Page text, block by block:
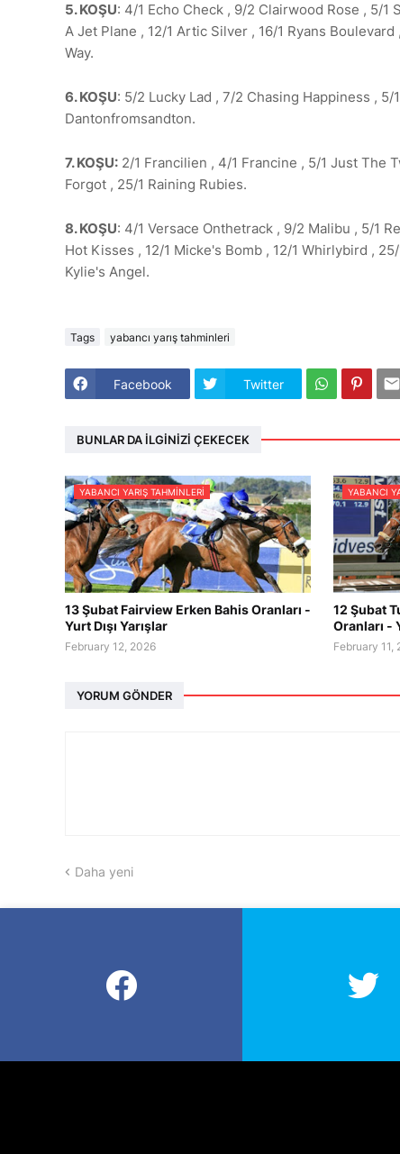
5. KOŞU: 4/1 Echo Check , 9/2 Clairwood Rose , 5/1
A Jet Plane , 12/1 Artic Silver , 16/1 Ryans
Way.
6. KOŞU: 5/2 Lucky Lad , 7/2 Chasing Happiness , 5/
Dantonfromsandton.
7. KOŞU: 2/1 Francilien , 4/1 Francine , 5/1 Just The
Forgot , 25/1 Raining Rubies.
8. KOŞU: 4/1 Versace Onthetrack , 9/2 Malibu , 5/1
Hot Kisses , 12/1 Micke's Bomb , 12/1 Whirlybird ,
Kylie's Angel.
Tags yabancı yarış tahminleri
Facebook Twitter
BUNLAR DA İLGINIZI ÇEKECEK
YABANCI YARIŞ TAHMINLERI
13 Şubat Fairview Erken Bahis Oranları -
Yurt Dışı Yarışlar
February 12, 2026
YABANCI
12 Şubat
Oranları -
February 11,
YORUM GÖNDER
Daha yeni